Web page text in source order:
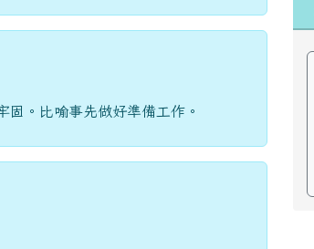
固。比喻事先做好準備工作。